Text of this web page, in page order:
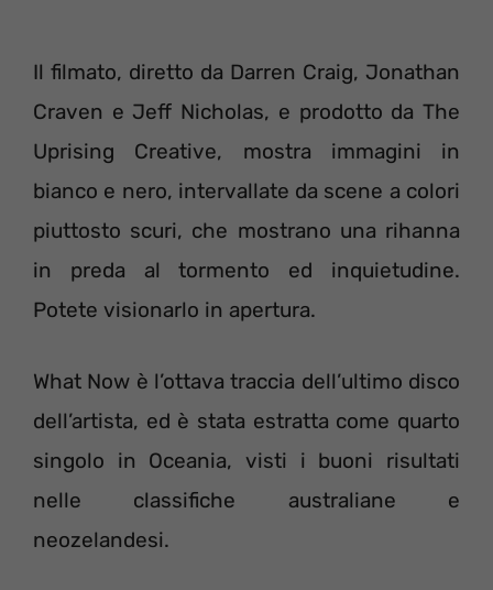
Il filmato, diretto da Darren Craig, Jonathan
Craven e Jeff Nicholas, e prodotto da The
Uprising Creative, mostra immagini in
bianco e nero, intervallate da scene a colori
piuttosto scuri, che mostrano una rihanna
in preda al tormento ed inquietudine.
Potete visionarlo in apertura.
What Now è l’ottava traccia dell’ultimo disco
dell’artista, ed è stata estratta come quarto
singolo in Oceania, visti i buoni risultati
nelle classifiche australiane e
neozelandesi.